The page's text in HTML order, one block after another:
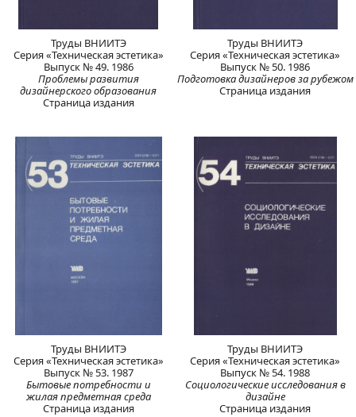
Труды ВНИИТЭ
Серия «Техническая эстетика»
Выпуск № 49. 1986
Проблемы развития
дизайнерского образования
Страница издания
Труды ВНИИТЭ
Серия «Техническая эстетика»
Выпуск № 50. 1986
Подготовка дизайнеров за рубежом
Страница издания
Труды ВНИИТЭ
Серия «Техническая эстетика»
Выпуск № 53. 1987
Бытовые потребности и
жилая предметная среда
Страница издания
Труды ВНИИТЭ
Серия «Техническая эстетика»
Выпуск № 54. 1988
Социологические исследования в
дизайне
Страница издания